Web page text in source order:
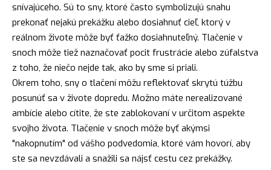
snívajúceho. Sú to sny, ktoré často symbolizujú snahu
prekonať nejakú prekážku alebo dosiahnuť cieľ, ktorý v
reálnom živote môže byť ťažko dosiahnuteľný. Tlačenie v
snoch môže tiež naznačovať pocit frustrácie alebo zúfalstva
z toho, že niečo nejde tak, ako by sme si priali.
Okrem toho, sny o tlačení môžu reflektovať skrytú túžbu
posunúť sa v živote dopredu. Možno máte nerealizované
ambície alebo cítite, že ste zablokovaní v určitom aspekte
svojho života. Tlačenie v snoch môže byť akýmsi
"nakopnutím" od vášho podvedomia, ktoré vám hovorí, aby
ste sa nevzdávali a snažili sa nájsť cestu cez prekážky.